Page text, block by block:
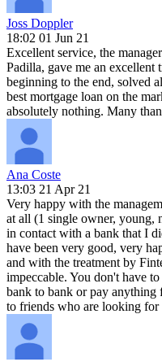
Joss Doppler
18:02 01 Jun 21
Excellent service, the
Padilla, gave me an excellent
beginning to the end, solved
best mortgage loan on the
absolutely nothing. Many
Ana Coste
13:03 21 Apr 21
Very happy with the
at all (1 single owner, young,
in contact with a bank that I
have been very good, very
and with the treatment by
impeccable. You don't have
bank to bank or pay
to friends who are looking for